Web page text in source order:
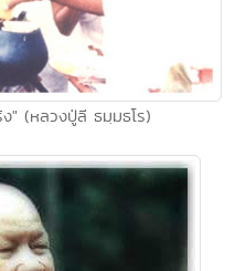
" (หลวงปู่ลี ธมฺมธโร)